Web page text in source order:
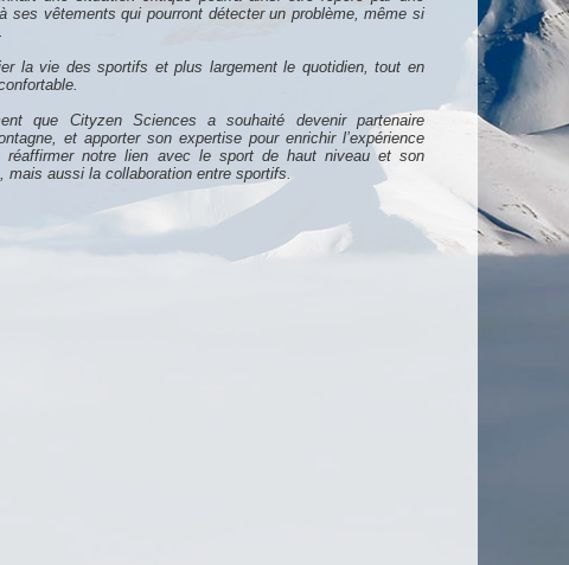
ses vêtements qui pourront détecter un problème, même si
la vie des sportifs et plus largement le quotidien, tout en
que Cityzen Sciences a souhaité devenir partenaire
et apporter son expertise pour enrichir l’expérience
réaffirmer notre lien avec le sport de haut niveau et son
mais aussi la collaboration entre sportifs.